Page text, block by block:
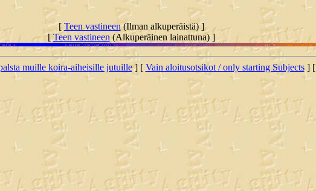
[ Teen vastineen(Ilman alkuperäistä) ]
[ Teen vastineen(Alkuperäinen lainattuna) ]
muille koira-aiheisille jutuille] [ Vain aloitusotsikot / only starting Subjects] [